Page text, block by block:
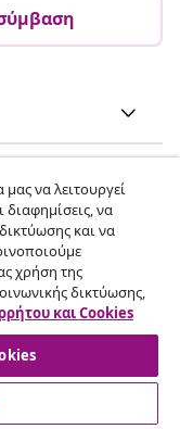
να λειτουργεί
διαφημίσεις, να
και να
χρήση της
δικτύωσης,
και Cookies